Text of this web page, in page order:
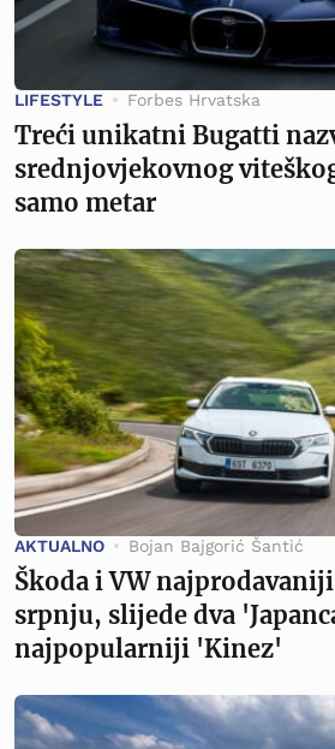
LIFESTYLE Forbes Hrvatska
Treći unikatni Bugatti
srednjovjekovnog
samo metar
AKTUALNO Bojan Bajgorić Šantić
Škoda i VW
srpnju, slijede dva
najpopularniji 'Kinez'